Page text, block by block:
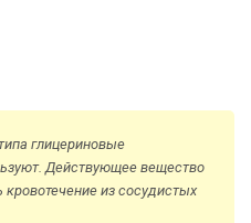
глицериновые
Действующее вещество
из сосудистых